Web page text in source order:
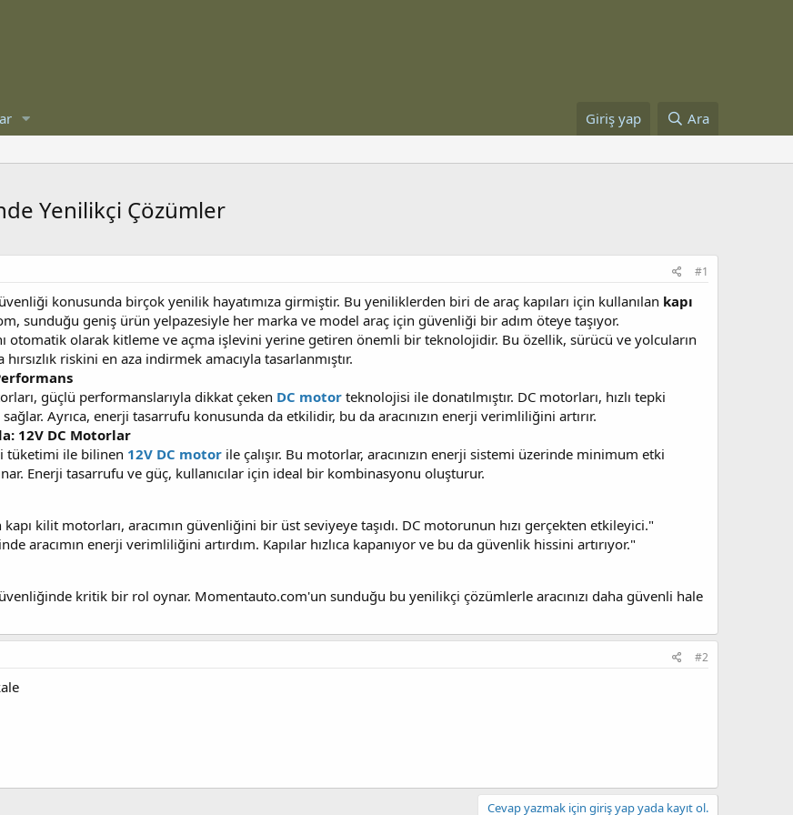
Giriş yap Ara
Yenilikçi Çözümler
#1
konusunda birçok yenilik hayatımıza girmiştir. Bu yeniliklerden biri de araç kapıları için kullanılan kapı
sunduğu geniş ürün yelpazesiyle her marka ve model araç için güvenliği bir adım öteye taşıyor.
otomatik olarak kitleme ve açma işlevini yerine getiren önemli bir teknolojidir. Bu özellik, sürücü ve yolcuların
riskini en aza indirmek amacıyla tasarlanmıştır.
güçlü performanslarıyla dikkat çeken DC motor teknolojisi ile donatılmıştır. DC motorları, hızlı tepki
Ayrıca, enerji tasarrufu konusunda da etkilidir, bu da aracınızın enerji verimliliğini artırır.
12V DC Motorlar
tüketimi ile bilinen 12V DC motor ile çalışır. Bu motorlar, aracınızın enerji sistemi üzerinde minimum etki
Enerji tasarrufu ve güç, kullanıcılar için ideal bir kombinasyonu oluşturur.
kilit motorları, aracımın güvenliğini bir üst seviyeye taşıdı. DC motorunun hızı gerçekten etkileyici."
aracımın enerji verimliliğini artırdım. Kapılar hızlıca kapanıyor ve bu da güvenlik hissini artırıyor."
kritik bir rol oynar. Momentauto.com'un sunduğu bu yenilikçi çözümlerle aracınızı daha güvenli hale
#2
Cevap yazmak için giriş yap yada kayıt ol.